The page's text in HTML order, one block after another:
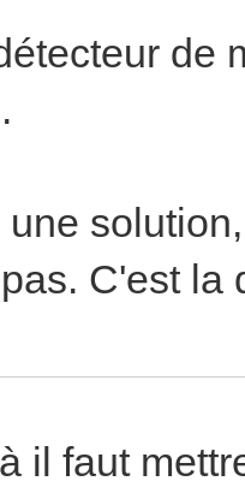
de
C'est la
il faut